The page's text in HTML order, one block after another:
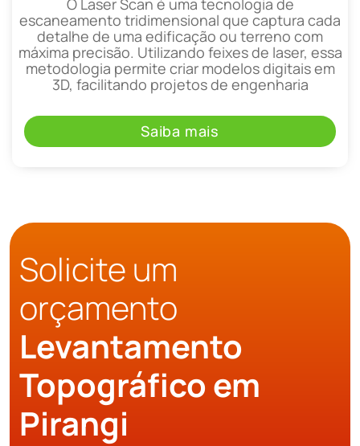
escaneamento tridimensional que captura cada
detalhe de uma edificação ou terreno com
máxima precisão. Utilizando feixes de laser, essa
metodologia permite criar modelos digitais em
3D, facilitando projetos de engenharia
Saiba mais
Solicite um
orçamento
Levantamento
Topográfico em
Pirangi